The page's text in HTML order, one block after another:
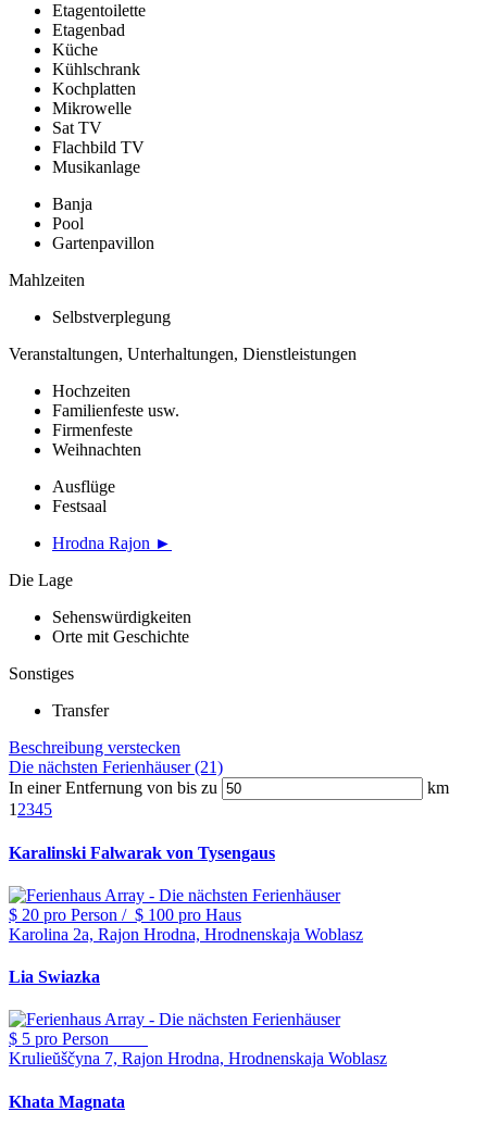
Etagentoilette
Etagenbad
Küche
Kühlschrank
Kochplatten
Mikrowelle
Sat TV
Flachbild TV
Musikanlage
Banja
Pool
Gartenpavillon
Mahlzeiten
Selbstverplegung
Veranstaltungen, Unterhaltungen, Dienstleistungen
Hochzeiten
Familienfeste usw.
Firmenfeste
Weihnachten
Ausflüge
Festsaal
Hrodna Rajon ►
Die Lage
Sehenswürdigkeiten
Orte mit Geschichte
Sonstiges
Transfer
Beschreibung verstecken
Die nächsten Ferienhäuser (21)
In einer Entfernung von bis zu
km
1 2345
Karalinski Falwarak von Tysengaus
$ 20 pro Person / $ 100 pro Haus
Karolina 2a, Rajon Hrodna, Hrodnenskaja Woblasz
Lia Swiazka
$ 5 pro Person
Krulieŭščyna 7, Rajon Hrodna, Hrodnenskaja Woblasz
Khata Magnata